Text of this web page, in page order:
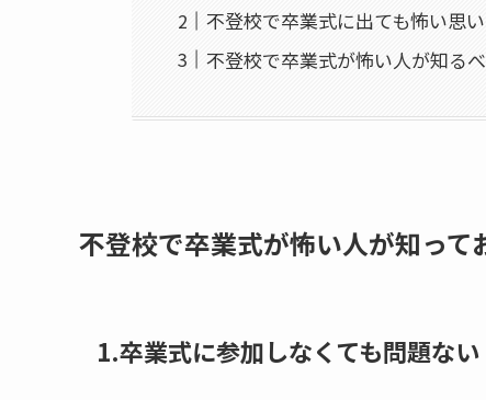
不登校で卒業式に出ても怖い思
不登校で卒業式が怖い人が知る
不登校で卒業式が怖い人が知って
1.卒業式に参加しなくても問題ない